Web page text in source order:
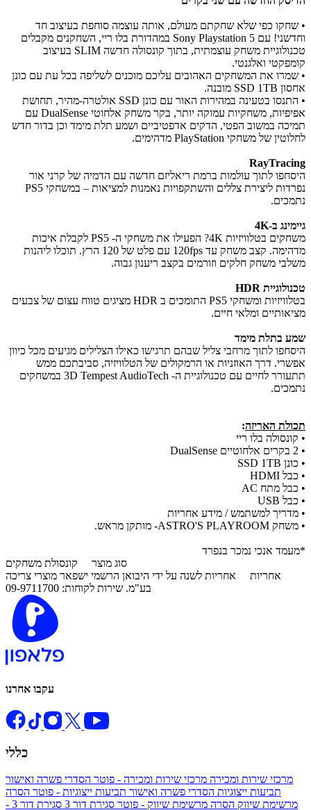
• שחקו כפי שלא שחקתם מעולם, אותה עוצמה סוחפת בעיצוב חד
וחדשני! עם Sony Playstation 5
במהדורת בלו ריי, השחקנים מקבלים
טכנולוגיית משחק עוצמתית, בתוך קונסולה חדשה SLIM בעיצוב
קומפקטי ואלגנטי.
• שמרו את המשחקים האהובים עליכם מוכנים לשליפה בכל עת עם כונן
אחסון SSD 1TB מובנה.
• התנסו בטעינה במהירות האור עם כונן SSD אולטרה-מהיר, תחושת
אפיפיות, משחקיות עמוקה יותר, בקר משחק אלחוטי DualSense‎ עם
תמיכה במשוב הפטי, הדקים אדפטיביים ושמע תלת מימד וכן בדור חדש
לחלוטין של משחקי PlayStation מדהימים.
RayTracing
היסחפו לתוך עולמות ברמת ריאליזם חדשה עם הדמיה של קרני אור
נפרדות ליצירת צללים והשתקפויות נאמנות למציאות – במשחקי PS5
נתמכים.
גיימינג ב-4K
משחקים בטלוויזיות 4K? הפעילו את משחקי ה- PS5 לקבלת איכות
מדהימה. קצב משחק עד 120fps עם פלט של 120 הרץ. תוכלו ליהנות
משלבי משחק חלקים וזורמים בקצב ריענון גבוה.
טכנולוגיית HDR
בטלוויזיות ומשחקי PS5 התומכים ב HDR מציגים טווח עצום של צבעים
מציאותיים ומלאי חיים.
שמע בתלת מימד
היסחפו לתוך מרחבי צליל שבהם תרגישו כאילו הצלילים מגיעים מכל כיוון
אפשרי. דרך האוזניות או הרמקולים של הטלוויזיה, סביבתכם ממש
תתעורר לחיים עם טכנולוגיית ה- 3D Tempest AudioTech במשחקים
נתמכים.
תכולת האריזה:
• קונסולה בלו ריי
• 2 בקרים אלחוטיים DualSense
• כונן SSD 1TB
• כבל HDMI
• כבל מתח AC
• כבל USB
• מדריך למשתמש / מידע אחריות
• משחק ASTRO'S PLAYROOM- מותקן מראש.
*מעמד אנכי נמכר בנפרד
סוג מוצר קונסולת משחקים
אחריות אחריות לשנה על ידי היבואן הרשמי ישפאר מוצרי צריכה
בע"מ. שירות לקוחות: 09-9711700
עקבו אחרנו
כללי
מרכזי שירות ומכירה מרכזי שירות ומכירה - פוטר הסדרי פשרה ואישור
תביעות ייצוגיות הסדרי פשרה ואישור תביעות ייצוגיות - פוטר הסרה
מרשימת שיווק הסרה מרשימת שיווק - פוטר סגירת דור 3
סגירת דור 3 -